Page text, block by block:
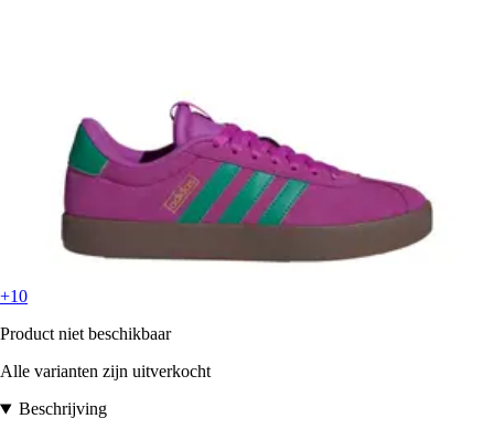
+10
Product niet beschikbaar
Alle varianten zijn uitverkocht
Beschrijving